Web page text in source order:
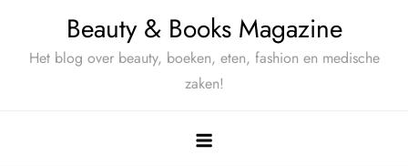
Beauty & Books Magazine
Het blog over beauty, boeken, eten, fashion en medische
zaken!